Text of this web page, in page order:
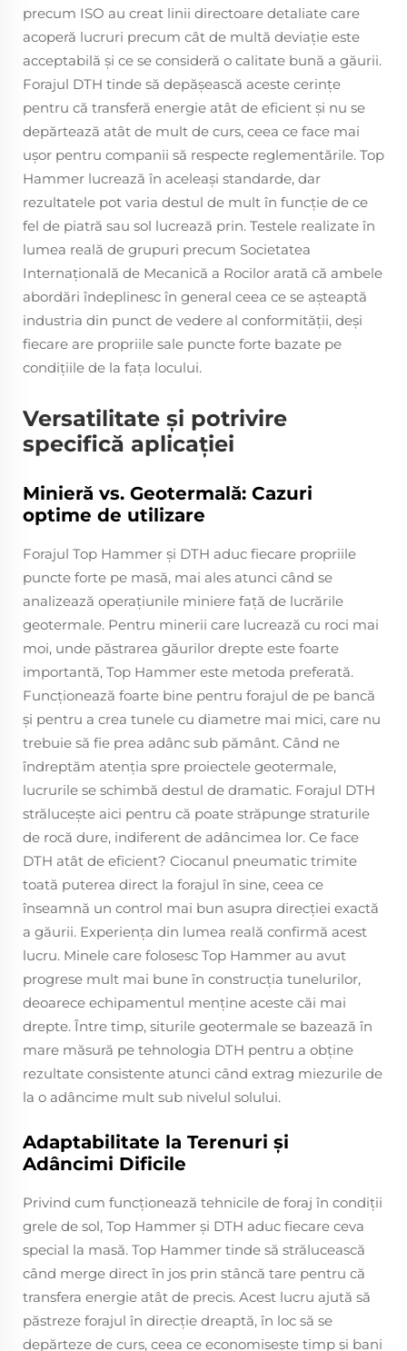
precum ISO au creat linii directoare detaliate care
acoperă lucruri precum cât de multă deviație este
acceptabilă și ce se consideră o calitate bună a găurii.
Forajul DTH tinde să depăşească aceste cerinţe
pentru că transferă energie atât de eficient şi nu se
depărtează atât de mult de curs, ceea ce face mai
uşor pentru companii să respecte reglementările. Top
Hammer lucrează în aceleaşi standarde, dar
rezultatele pot varia destul de mult în funcţie de ce
fel de piatră sau sol lucrează prin. Testele realizate în
lumea reală de grupuri precum Societatea
Internațională de Mecanică a Rocilor arată că ambele
abordări îndeplinesc în general ceea ce se așteaptă
industria din punct de vedere al conformității, deși
fiecare are propriile sale puncte forte bazate pe
condițiile de la fața locului.
Versatilitate și potrivire
specifică aplicației
Minieră vs. Geotermală: Cazuri
optime de utilizare
Forajul Top Hammer și DTH aduc fiecare propriile
puncte forte pe masă, mai ales atunci când se
analizează operațiunile miniere față de lucrările
geotermale. Pentru minerii care lucrează cu roci mai
moi, unde păstrarea găurilor drepte este foarte
importantă, Top Hammer este metoda preferată.
Funcţionează foarte bine pentru forajul de pe bancă
şi pentru a crea tunele cu diametre mai mici, care nu
trebuie să fie prea adânc sub pământ. Când ne
îndreptăm atenţia spre proiectele geotermale,
lucrurile se schimbă destul de dramatic. Forajul DTH
străluceşte aici pentru că poate străpunge straturile
de rocă dure, indiferent de adâncimea lor. Ce face
DTH atât de eficient? Ciocanul pneumatic trimite
toată puterea direct la forajul în sine, ceea ce
înseamnă un control mai bun asupra direcţiei exactă
a găurii. Experienţa din lumea reală confirmă acest
lucru. Minele care folosesc Top Hammer au avut
progrese mult mai bune în construcţia tunelurilor,
deoarece echipamentul menţine aceste căi mai
drepte. Între timp, siturile geotermale se bazează în
mare măsură pe tehnologia DTH pentru a obține
rezultate consistente atunci când extrag miezurile de
la o adâncime mult sub nivelul solului.
Adaptabilitate la Terenuri și
Adâncimi Dificile
Privind cum funcţionează tehnicile de foraj în condiţii
grele de sol, Top Hammer şi DTH aduc fiecare ceva
special la masă. Top Hammer tinde să strălucească
când merge direct în jos prin stâncă tare pentru că
transfera energie atât de precis. Acest lucru ajută să
păstreze forajul în direcţie dreaptă, în loc să se
depărteze de curs, ceea ce economiseşte timp şi bani